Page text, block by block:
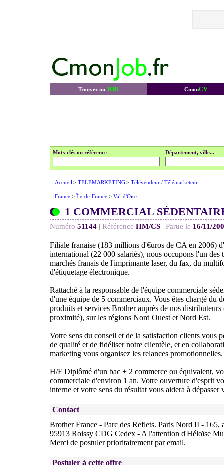
Trouvez un JOB CmonCV
Mots-clés ou référence Département, ville...
Accueil > TELEMARKETING> Télévendeur / Télémarketeur
France > Île-de-France > Val-d'Oise
1 COMMERCIAL
Numéro 51144 | Référence HM/CS | Parue le 16/11/
Filiale franaise (183 millions d'€uros de CA en 2006)
international (22 000 salariés), nous occupons l'un des
marchés franais de l'imprimante laser, du fax, du
d'étiquetage électronique.
Rattaché à la responsable de l'équipe commerciale
d'une équipe de 5 commerciaux. Vous êtes chargé du
produits et services Brother auprès de nos distributeurs
proximité), sur les régions Nord Ouest et Nord Est.
Votre sens du conseil et de la satisfaction clients vous
de qualité et de fidéliser notre clientèle, et en
marketing vous organisez les relances promotionnelles.
H/F Diplômé d'un bac + 2 commerce ou équivalent,
commerciale d'environ 1 an. Votre ouverture d'esprit
interne et votre sens du résultat vous aidera à dépasser
Contact
Brother France - Parc des Reflets. Paris Nord II - 165,
95913 Roissy CDG Cedex - A l'attention d'Héloïse
Merci de postuler prioritairement par email.
Postuler à cette offre